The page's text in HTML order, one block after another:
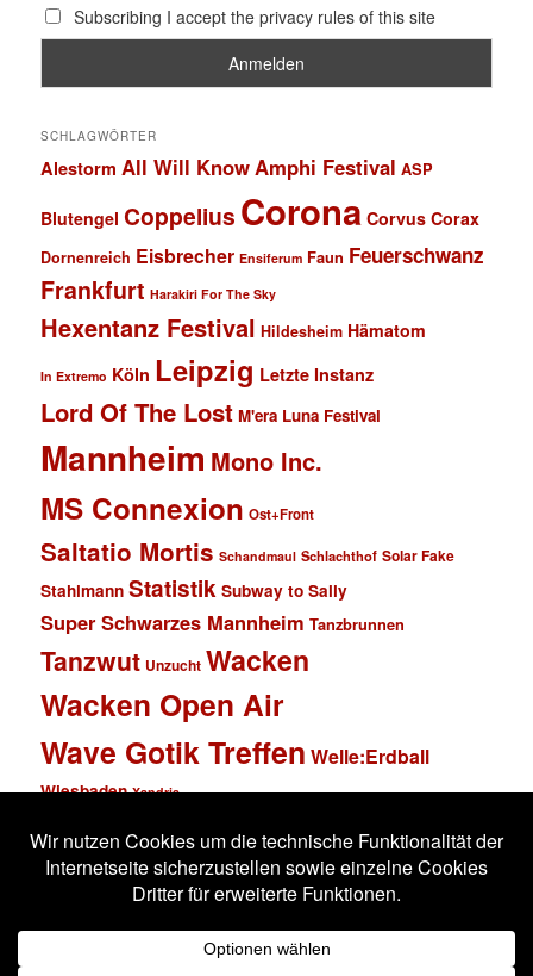
Subscribing I accept the privacy rules of this site
SCHLAGWÖRTER
Alestorm All Will Know Amphi Festival ASP
Blutengel Coppelius Corona Corvus Corax
Dornenreich Eisbrecher Ensiferum Faun Feuerschwanz
Frankfurt Harakiri For The Sky
Hexentanz Festival Hildesheim Hämatom
In Extremo Köln Leipzig Letzte Instanz
Lord Of The Lost M'era Luna Festival
Mannheim Mono Inc.
MS Connexion Ost+Front
Saltatio Mortis Schandmaul Schlachthof Solar Fake
Stahlmann Statistik Subway to Sally
Super Schwarzes Mannheim Tanzbrunnen
Tanzwut Unzucht Wacken
Wacken Open Air
Wave Gotik Treffen Welle:Erdball
Wiesbaden Xandria
Impressum